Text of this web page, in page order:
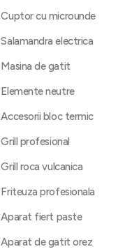
Cuptor cu microunde
Salamandra electrica
Masina de gatit
Elemente neutre
Accesorii bloc termic
Grill profesional
Grill roca vulcanica
Friteuza profesionala
Aparat fiert paste
Aparat de gatit orez